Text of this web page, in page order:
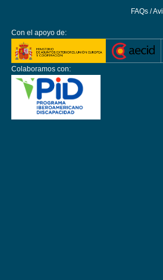
FAQs /
Con el apoyo de:
Colaboramos con: